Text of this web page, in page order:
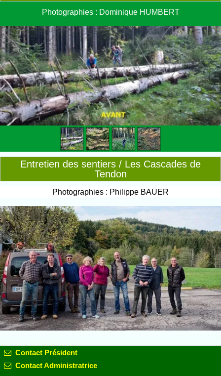
Photographies : Dominique HUMBERT
Entretien des sentiers / Les Cascades de
Tendon
Photographies : Philippe BAUER
Contact Président
Contact Administratrice